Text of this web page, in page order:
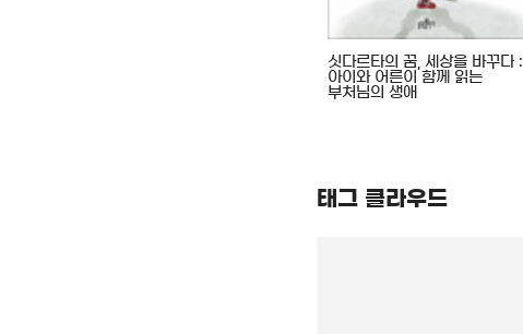
싯다르타의 꿈, 세상을 바꾸다 :
아이와 어른이 함께 읽는
부처님의 생애
태그 클라우드